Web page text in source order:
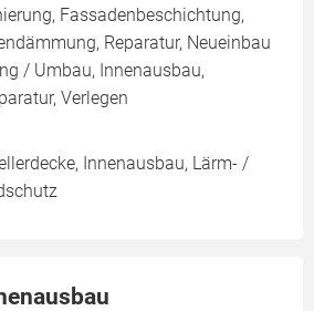
Fassadenbeschichtung,
Reparatur, Neueinbau
/ Umbau, Innenausbau,
Verlegen
Innenausbau, Lärm- /